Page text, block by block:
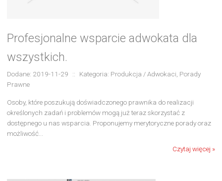
Profesjonalne wsparcie adwokata dla
wszystkich.
Dodane: 2019-11-29 ::
Kategoria: Produkcja / Adwokaci, Porady
Prawne
Osoby, które poszukują doświadczonego prawnika do realizacji
określonych zadań i problemów mogą już teraz skorzystać z
dostępnego u nas wsparcia. Proponujemy merytoryczne porady oraz
możliwość...
Czytaj więcej »